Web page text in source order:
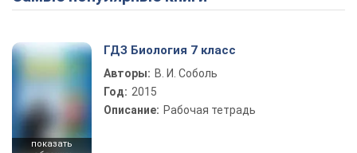
показать
ГДЗ Биология 7 класс
Авторы: В. И. Соболь
Год: 2015
Описание: Рабочая тетрадь